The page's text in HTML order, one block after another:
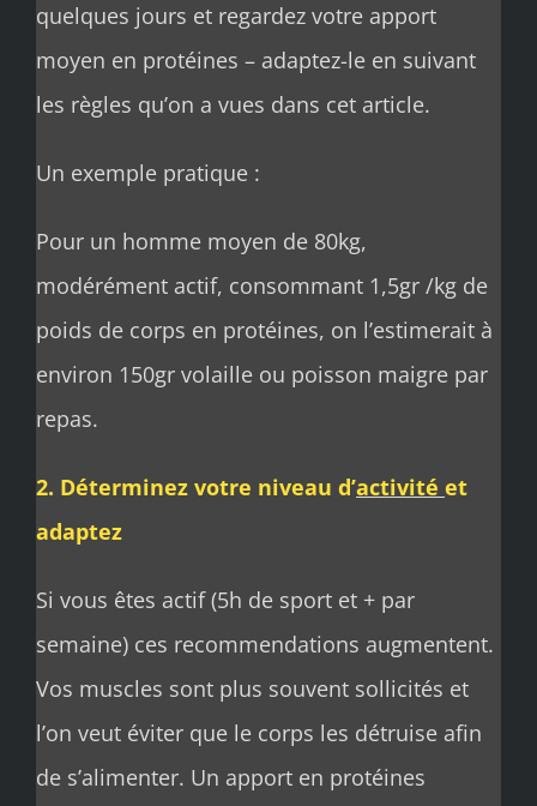
quelques jours et regardez votre apport
moyen en protéines – adaptez-le en suivant
les règles qu’on a vues dans cet article.
Un exemple pratique :
Pour un homme moyen de 80kg,
modérément actif, consommant 1,5gr /kg de
poids de corps en protéines, on l’estimerait à
environ 150gr volaille ou poisson maigre par
repas.
2. Déterminez votre niveau d’activité et
adaptez
Si vous êtes actif (5h de sport et + par
semaine) ces recommendations augmentent.
Vos muscles sont plus souvent sollicités et
l’on veut éviter que le corps les détruise afin
de s’alimenter. Un apport en protéines